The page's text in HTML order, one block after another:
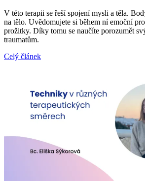
V této terapii se řeší spojení mysli a těla.
na tělo. Uvědomujete si během ní emoční
prožitky. Díky tomu se naučíte porozumět
traumatům.
Celý článek